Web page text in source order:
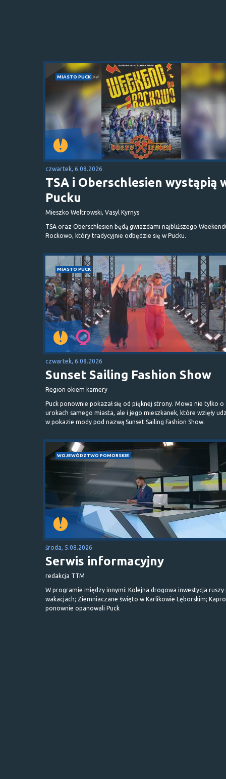
MIASTO PUCK
czwartek, 6.08.2026
TSA i Oberschlesien wystąpią
Pucku
Mieszko Weltrowski, Vasyl Kyrnys
TSA oraz Oberschlesien będą gwiazdami najbliższego
Rockowo, który tradycyjnie odbędzie się w Pucku.
MIASTO PUCK
czwartek, 6.08.2026
Sunset Sailing Fashion Show
Region okiem kamery
Puck ponownie pokazał się od pięknej strony. Mowa nie tylko o
urokach samego miasta, ale i jego mieszkanek, które wzięły
w pokazie mody pod nazwą Sunset Sailing Fashion Show.
WOJEWÓDZTWO POMORSKIE
środa, 5.08.2026
Serwis informacyjny
redakcja TTM
W programie między innymi: Kolejna drogowa inwestycja ruszy
wakacjach; Ziemniaczane święto w Karlikowie Lęborskim;
ponownie opanowali Puck